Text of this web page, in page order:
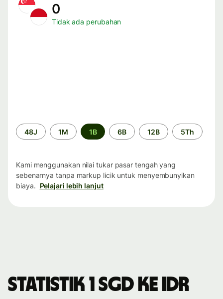
0
Tidak ada perubahan
Periode
waktu
48J 1M 1B 6B 12B 5Th
Kami menggunakan nilai tukar pasar tengah yang
sebenarnya tanpa markup licik untuk menyembunyikan
biaya. Pelajari lebih lanjut
Statistik 1 SGD ke IDR